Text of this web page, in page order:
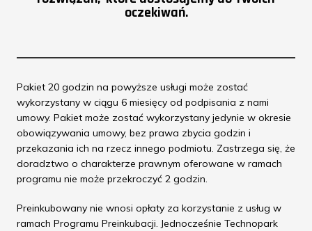
oczekiwań.
Pakiet 20 godzin na powyższe usługi może zostać
wykorzystany w ciągu 6 miesięcy od podpisania z nami
umowy. Pakiet może zostać wykorzystany jedynie w okresie
obowiązywania umowy, bez prawa zbycia godzin i
przekazania ich na rzecz innego podmiotu. Zastrzega się, że
doradztwo o charakterze prawnym oferowane w ramach
programu nie może przekroczyć 2 godzin.
Preinkubowany nie wnosi opłaty za korzystanie z usług w
ramach Programu Preinkubacji. Jednocześnie Technopark